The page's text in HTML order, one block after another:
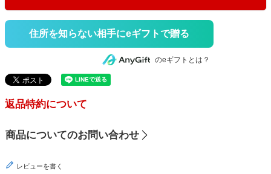
住所を知らない相手にeギフトで贈る
のeギフトとは？
返品特約について
商品についてのお問い合わせ
レビューを書く